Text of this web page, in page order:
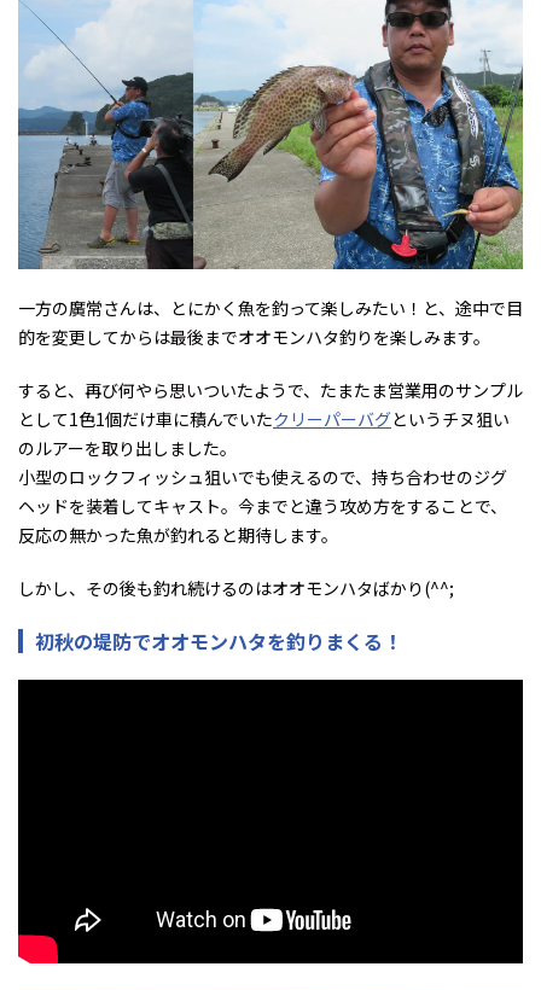
一方の廣常さんは、とにかく魚を釣って楽しみたい！と、途中で目
的を変更してからは最後までオオモンハタ釣りを楽しみます。
すると、再び何やら思いついたようで、たまたま営業用のサンプル
として1色1個だけ車に積んでいたクリーパーバグというチヌ狙い
のルアーを取り出しました。
小型のロックフィッシュ狙いでも使えるので、持ち合わせのジグ
ヘッドを装着してキャスト。今までと違う攻め方をすることで、
反応の無かった魚が釣れると期待します。
しかし、その後も釣れ続けるのはオオモンハタばかり(^^;
初秋の堤防でオオモンハタを釣りまくる！